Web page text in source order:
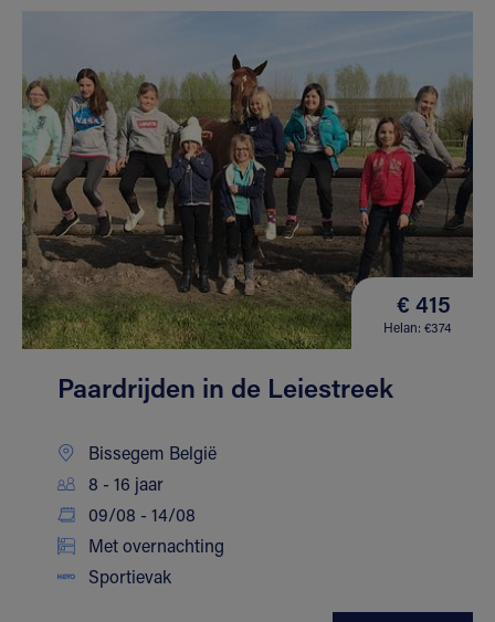
€ 415
Helan: €374
Paardrijden in de Leiestreek
Bissegem België
8 - 16 jaar
09/08 - 14/08
Met overnachting
Sportievak